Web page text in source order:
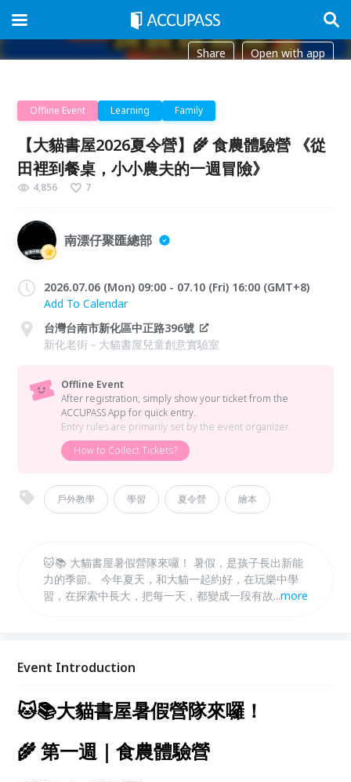
Share Open with app
Offline Event Learning Family
【大貓書屋2026夏令營】🌾 食農體驗營 《從
田裡到餐桌，小小農夫的一週冒險》
4,856 7
南漂仔聚匯總部
2026.07.06 (Mon) 09:00 - 07.10 (Fri) 16:00 (GMT+8)
Add To Calendar
台灣台南市新化區中正路396號
新化老街－大貓書屋兒童創意實驗室
Offline Event
After registration, simply show your ticket from the
ACCUPASS App for quick entry.
Entry rules are primarily set by the event organizer.
How to Collect Tickets?
戶外教學 學習 夏令營 繪本
🐱📚 大貓書屋暑假營隊來囉！ 暑假，是孩子長出新能
力的季節。 今年夏天，和大貓一起約好，在玩樂中學
習，在探索中長大，把每一天，都變成一段有故事的冒
隊自由選擇，可依孩子興趣報名！ 可單週參加，彈性
...more
Event Introduction
🐱📚大貓書屋暑假營隊來囉！
🌾 第一週｜食農體驗營